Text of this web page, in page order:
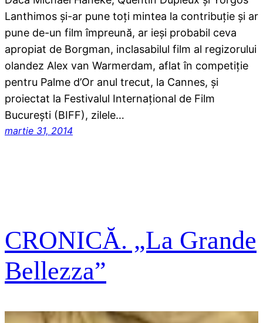
Lanthimos şi-ar pune toţi mintea la contribuţie şi ar
pune de-un film împreună, ar ieşi probabil ceva
apropiat de Borgman, inclasabilul film al regizorului
olandez Alex van Warmerdam, aflat în competiţie
pentru Palme d’Or anul trecut, la Cannes, și
proiectat la Festivalul Internațional de Film
București (BIFF), zilele…
martie 31, 2014
CRONICĂ. „La Grande
Bellezza”